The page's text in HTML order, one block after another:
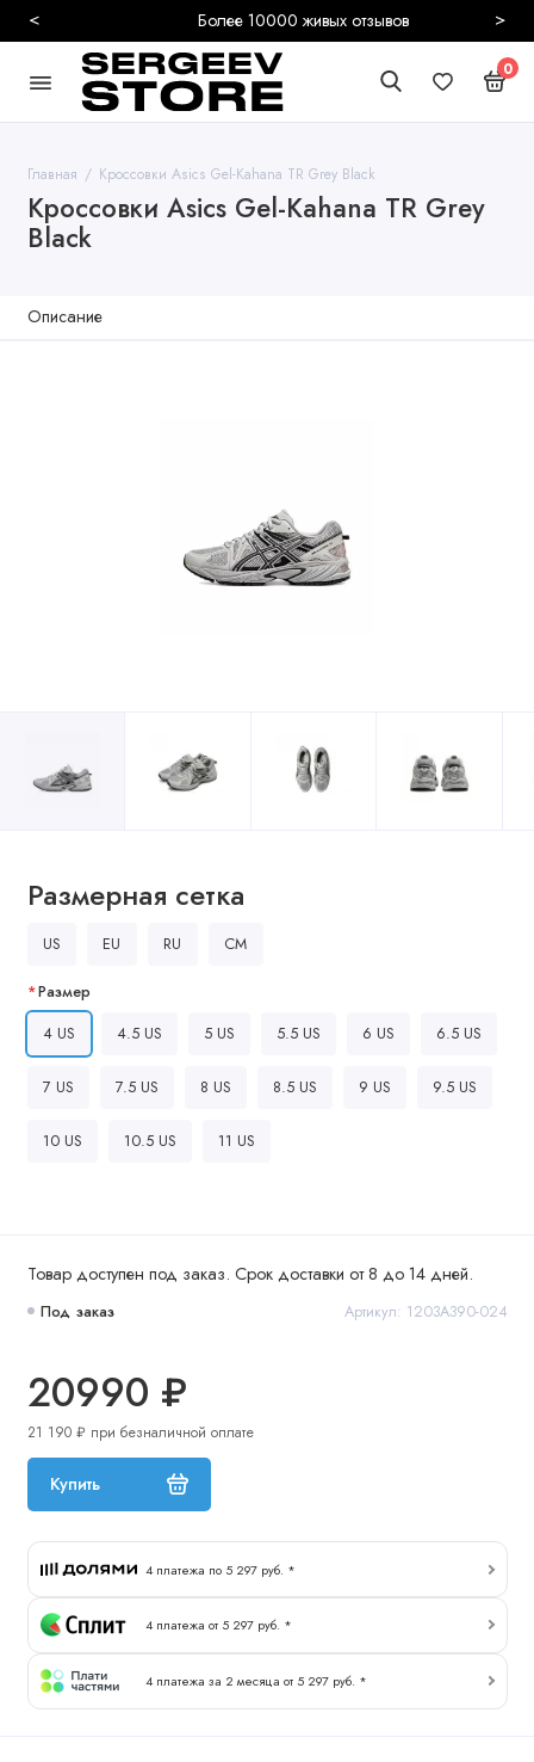
Более 10000 живых отзывов
< >
0
Главная Кроссовки Asics Gel-Kahana TR Grey Black
Кроссовки Asics Gel-Kahana TR Grey
Black
Описание
Товар доступен под заказ. Срок доставки от 8 до 14 дней.
Под заказ Артикул: 1203A390-024
20990 ₽
21 190 ₽ при безналичной оплате
Купить
4 платежа по 5 297 руб. *
4 платежа от 5 297 руб. *
4 платежа за 2 месяца от 5 297 руб. *
Размерная сетка
US EU RU CM
Размер
4 US
4.5 US 5 US 5.5 US 6 US 6.5 US
7 US 7.5 US 8 US 8.5 US 9 US 9.5 US
10 US 10.5 US 11 US